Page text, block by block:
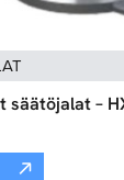
säätöjalat –